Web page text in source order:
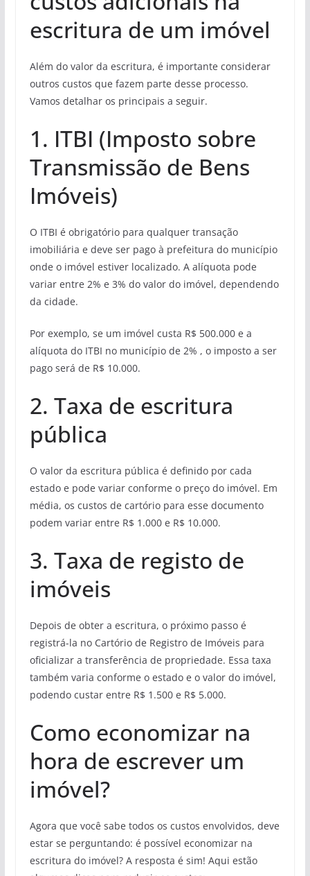
escritura de um imóvel
Além do valor da escritura, é importante considerar
outros custos que fazem parte desse processo.
Vamos detalhar os principais a seguir.
1. ITBI (Imposto sobre
Transmissão de Bens
Imóveis)
O ITBI é obrigatório para qualquer transação
imobiliária e deve ser pago à prefeitura do município
onde o imóvel estiver localizado. A alíquota pode
variar entre 2% e 3% do valor do imóvel, dependendo
da cidade.
Por exemplo, se um imóvel custa R$ 500.000 e a
alíquota do ITBI no município de 2% , o imposto a ser
pago será de R$ 10.000.
2. Taxa de escritura
pública
O valor da escritura pública é definido por cada
estado e pode variar conforme o preço do imóvel. Em
média, os custos de cartório para esse documento
podem variar entre R$ 1.000 e R$ 10.000.
3. Taxa de registo de
imóveis
Depois de obter a escritura, o próximo passo é
registrá-la no Cartório de Registro de Imóveis para
oficializar a transferência de propriedade. Essa taxa
também varia conforme o estado e o valor do imóvel,
podendo custar entre R$ 1.500 e R$ 5.000.
Como economizar na
hora de escrever um
imóvel?
Agora que você sabe todos os custos envolvidos, deve
estar se perguntando: é possível economizar na
escritura do imóvel? A resposta é sim! Aqui estão